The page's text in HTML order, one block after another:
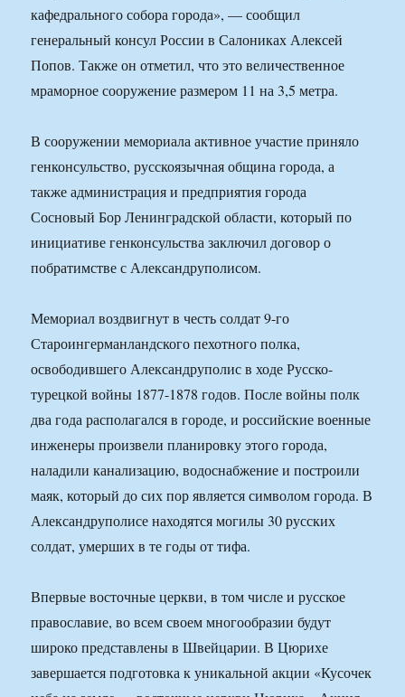
кафедрального собора города», — сообщил
генеральный консул России в Салониках Алексей
Попов. Также он отметил, что это величественное
мраморное сооружение размером 11 на 3,5 метра.
В сооружении мемориала активное участие приняло
генконсульство, русскоязычная община города, а
также администрация и предприятия города
Сосновый Бор Ленинградской области, который по
инициативе генконсульства заключил договор о
побратимстве с Александруполисом.
Мемориал воздвигнут в честь солдат 9-го
Староингерманландского пехотного полка,
освободившего Александруполис в ходе Русско-
турецкой войны 1877-1878 годов. После войны полк
два года располагался в городе, и российские военные
инженеры произвели планировку этого города,
наладили канализацию, водоснабжение и построили
маяк, который до сих пор является символом города. В
Александруполисе находятся могилы 30 русских
солдат, умерших в те годы от тифа.
Впервые восточные церкви, в том числе и русское
православие, во всем своем многообразии будут
широко представлены в Швейцарии. В Цюрихе
завершается подготовка к уникальной акции «Кусочек